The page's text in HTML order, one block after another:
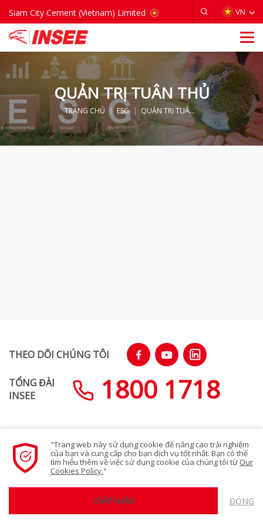
Siam City Cement (Vietnam) Limited VN
QUẢN TRỊ TUÂN THỦ
TRANG CHỦ ESG QUẢN TRỊ TUÂN THỦ
THEO DÕI CHÚNG TÔI
TỔNG ĐÀI
INSEE
1800 1718
© 2023 Siam City Cement (Vietnam) Limited. All rights reserved.
Chính sách bảo mật quyền riêng tư
SƠ ĐỒ TRANG WEB
"Trang web này sử dụng cookie để nâng cao trải nghiệm
của bạn và cung cấp cho bạn dịch vụ tốt nhất. Bạn có thể
tìm hiểu thêm về việc sử dụng cookie của chúng tôi từ Our
Cookies Policy."
CHẤP NHẬN ĐÓNG